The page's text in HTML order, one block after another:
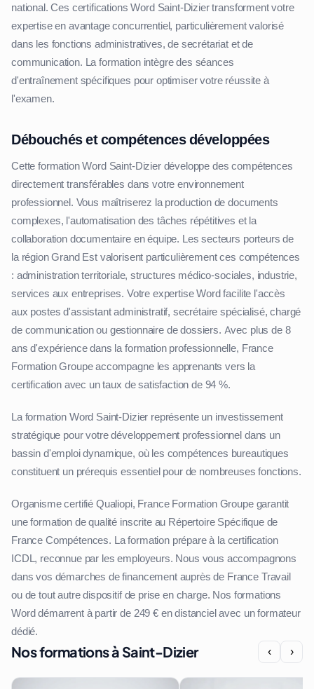
national. Ces certifications Word Saint-Dizier transforment votre
expertise en avantage concurrentiel, particulièrement valorisé
dans les fonctions administratives, de secrétariat et de
communication. La formation intègre des séances
d'entraînement spécifiques pour optimiser votre réussite à
l'examen.
Débouchés et compétences développées
Cette formation Word Saint-Dizier développe des compétences
directement transférables dans votre environnement
professionnel. Vous maîtriserez la production de documents
complexes, l'automatisation des tâches répétitives et la
collaboration documentaire en équipe. Les secteurs porteurs de
la région Grand Est valorisent particulièrement ces compétences
: administration territoriale, structures médico-sociales, industrie,
services aux entreprises. Votre expertise Word facilite l'accès
aux postes d'assistant administratif, secrétaire spécialisé, chargé
de communication ou gestionnaire de dossiers. Avec plus de 8
ans d'expérience dans la formation professionnelle, France
Formation Groupe accompagne les apprenants vers la
certification avec un taux de satisfaction de 94 %.
La formation Word Saint-Dizier représente un investissement
stratégique pour votre développement professionnel dans un
bassin d'emploi dynamique, où les compétences bureautiques
constituent un prérequis essentiel pour de nombreuses fonctions.
Organisme certifié Qualiopi, France Formation Groupe garantit
une formation de qualité inscrite au Répertoire Spécifique de
France Compétences. La formation prépare à la certification
ICDL, reconnue par les employeurs. Nous vous accompagnons
dans vos démarches de financement auprès de France Travail
ou de tout autre dispositif de prise en charge. Nos formations
Word démarrent à partir de 249 € en distanciel avec un formateur
dédié.
Nos formations à Saint-Dizier ‹ ›